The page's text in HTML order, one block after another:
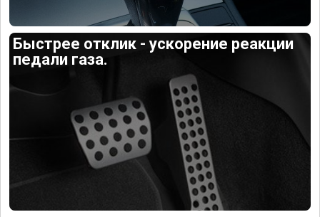
Быстрее отклик - ускорение реакции
педали газа.